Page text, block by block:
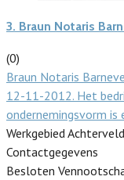
3. Braun Notaris
(0)
Braun Notaris
12-11-2012. Het
ondernemingsvorm is
Werkgebied Achterveld
Contactgegevens
Besloten